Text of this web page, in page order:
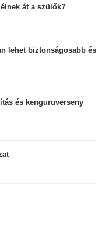
át a szülők?
lehet biztonságosabb és
és kenguruverseny